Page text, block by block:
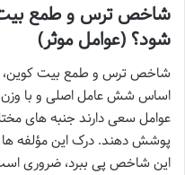
شاخص ترس و طمع
شود؟ (عوامل موثر)
شاخص ترس و طمع بیت کوین،
اساس شش عامل اصلی و با
عوامل سعی دارند جنبه های
پوشش دهند. درک این مؤلفه
این شاخص پی ببرد، ضروری